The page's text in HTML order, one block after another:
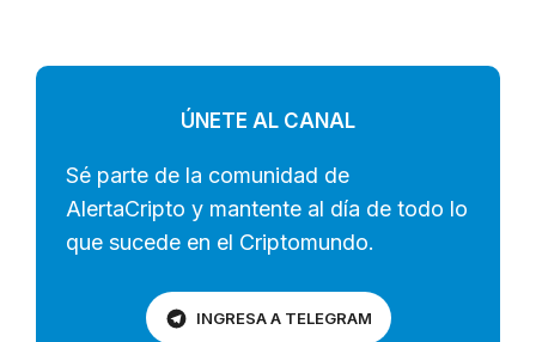
ÚNETE AL CANAL
Sé parte de la comunidad de
AlertaCripto y mantente al día de todo lo
que sucede en el Criptomundo.
INGRESA A TELEGRAM